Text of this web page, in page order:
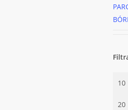
Precio
Precio